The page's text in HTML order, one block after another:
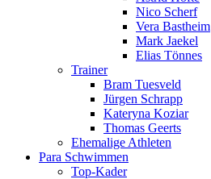
Nico Scherf
Vera Bastheim
Mark Jaekel
Elias Tönnes
Trainer
Bram Tuesveld
Jürgen Schrapp
Kateryna Koziar
Thomas Geerts
Ehemalige Athleten
Para Schwimmen
Top-Kader